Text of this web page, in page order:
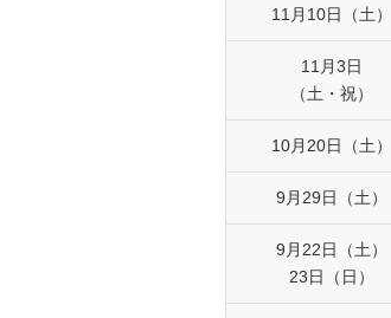
11月10日（土）
11月3日
（土・祝）
10月20日（土）
9月29日（土）
9月22日（土）
23日（日）